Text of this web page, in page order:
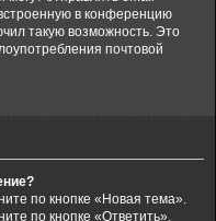
в конференцию
такую возможность. Это
почтовой
по кнопке «Новая тема».
по кнопке «Ответить».